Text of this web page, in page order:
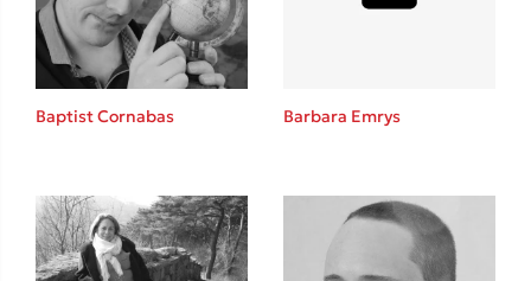
Baptist Cornabas Barbara Emrys